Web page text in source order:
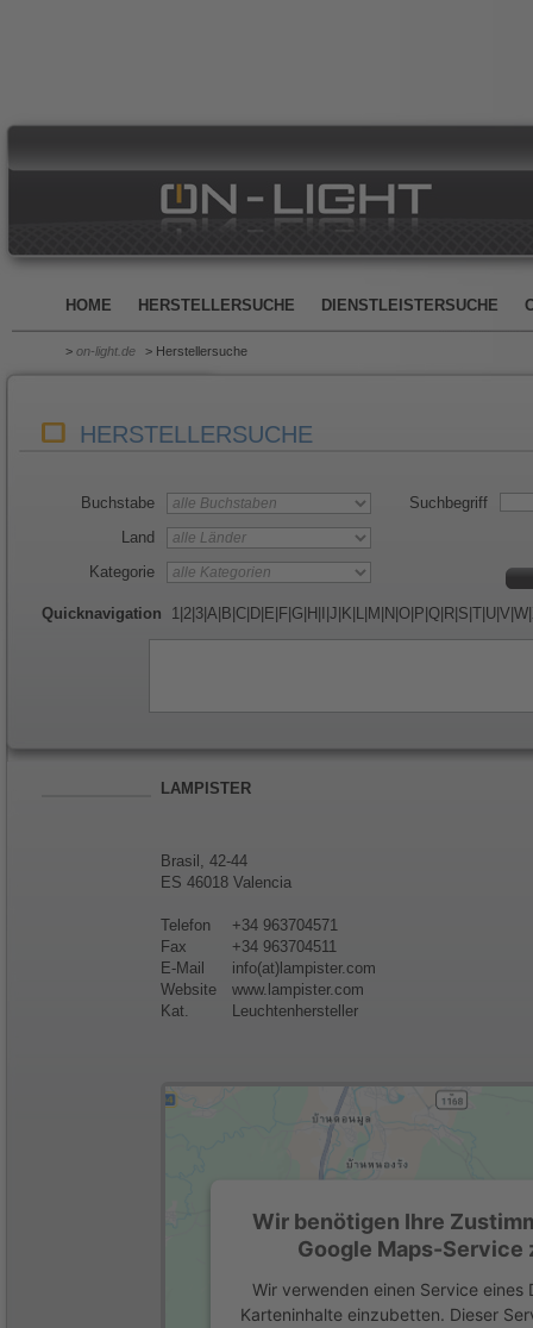
HOME HERSTELLERSUCHE DIENSTLEISTERSUCHE
> on-light.de > Herstellersuche
HERSTELLERSUCHE
Buchstabe
Land
Kategorie
Suchbegriff
Quicknavigation 1 2 3 A B C D E F G H J K L M N O P Q R S T U V W
LAMPISTER
Brasil, 42-44
ES 46018 Valencia
Telefon
+34 963704571
Fax
+34 963704511
E-Mail
info(at)lampister.com
Website
www.lampister.com
Kat.
Leuchtenhersteller
Wir benötigen Ihre
Google Maps-Service
Wir verwenden einen Service eines
Karteninhalte einzubetten. Dieser